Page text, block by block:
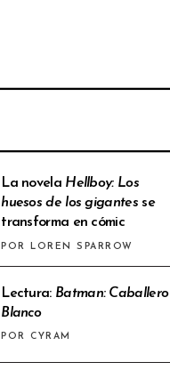
La novela Hellboy: Los
huesos de los gigantesse
transforma en cómic
POR LOREN SPARROW
Lectura: Batman: Caballero
Blanco
POR CYRAM